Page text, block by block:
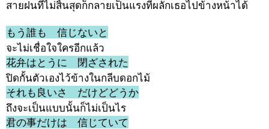
สายฝนที่ไม่สิ้นสุดก็กลายเป็นแรงที่ผลักเธอไปข้างหน้าได้
もう誰も 信じないと
จะไม่เชื่อใจใครอีกแล้ว
花弁はとうに 閉ざされた
ปิดกั้นตัวเองไว้ข้างในกลีบดอกไม้
それも良いさ だけどどうか
ถึงจะเป็นแบบนั้นก็ไม่เป็นไร
君の事だけは 信じていて